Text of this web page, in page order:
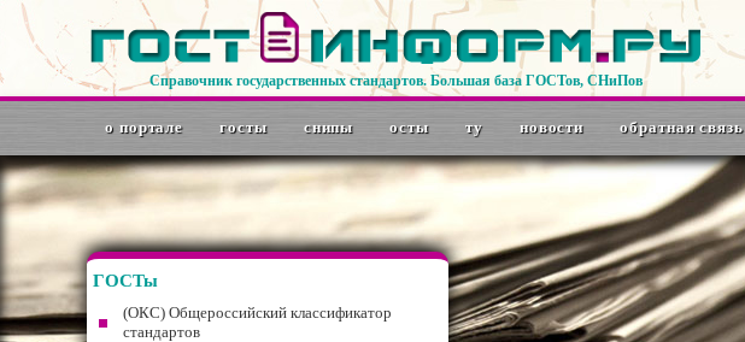
Справочник государственных стандартов. Большая база ГОСТов, СНиПов
о портале госты снипы осты ту новости обратная связь
ГОСТы
(ОКС) Общероссийский классификатор
стандартов